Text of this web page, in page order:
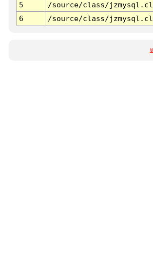
5
/source/class/
6
/source/class/